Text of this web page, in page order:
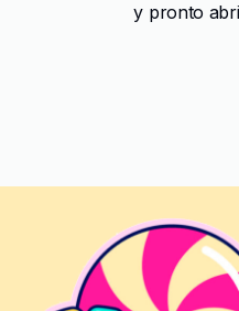
y pronto